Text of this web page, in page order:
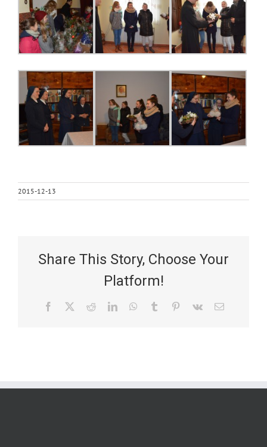
2015-12-13
Share This Story, Choose Your
Platform!
Facebook RedditLinkedInWhatsApp
Tumblr Pinterest
Vk Email